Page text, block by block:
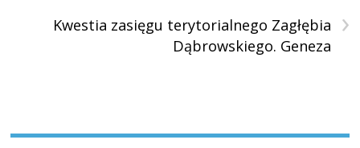
›
Kwestia zasięgu terytorialnego Zagłębia
Dąbrowskiego. Geneza